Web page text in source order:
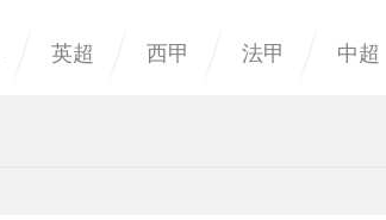
英超 西甲 法甲 中超